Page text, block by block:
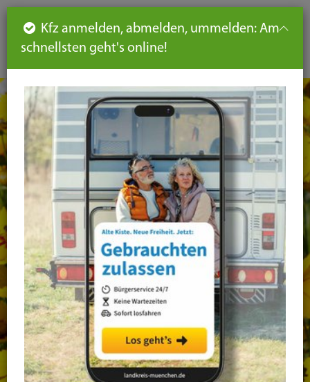
DE
Seiteninhalt
Hauptnavigation
Seitennavigation
leichte
Sprache
Kfz anmelden, abmelden, ummelden: Am
schnellsten geht's online!